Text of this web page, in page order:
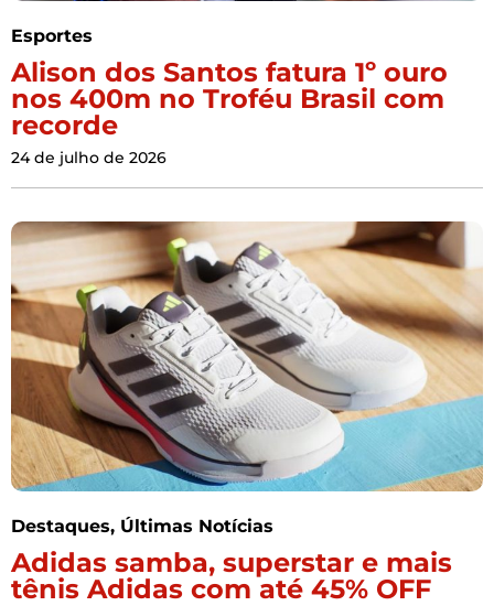
Esportes
Alison dos Santos fatura 1º ouro
nos 400m no Troféu Brasil com
recorde
24 de julho de 2026
Destaques, Últimas Notícias
Adidas samba, superstar e mais
tênis Adidas com até 45% OFF